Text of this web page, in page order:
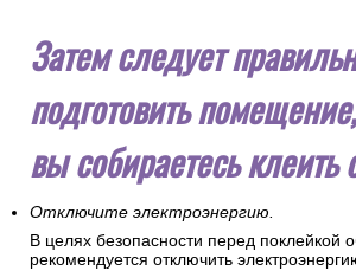
Затем следует
подготовить
вы собираетесь клеить
Отключите электроэнергию.
В целях безопасности перед поклейкой
рекомендуется отключить